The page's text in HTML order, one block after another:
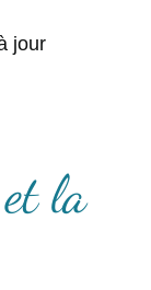
jour
la